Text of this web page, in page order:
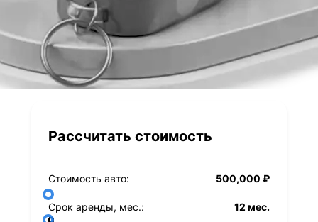
Рассчитать стоимость
Стоимость авто: 500,000 ₽
Срок аренды, мес.: 12 мес.